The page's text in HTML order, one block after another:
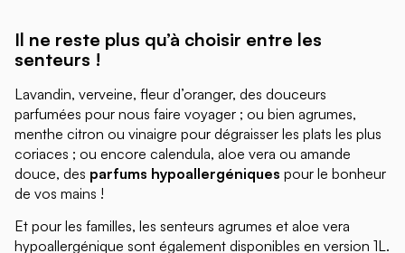
Il ne reste plus qu’à choisir entre les
senteurs !
Lavandin, verveine, fleur d’oranger, des douceurs
parfumées pour nous faire voyager ; ou bien agrumes,
menthe citron ou vinaigre pour dégraisser les plats les plus
coriaces ; ou encore calendula, aloe vera ou amande
douce, des parfums hypoallergéniques pour le bonheur
de vos mains !
Et pour les familles, les senteurs agrumes et aloe vera
hypoallergénique sont également disponibles en version 1L.